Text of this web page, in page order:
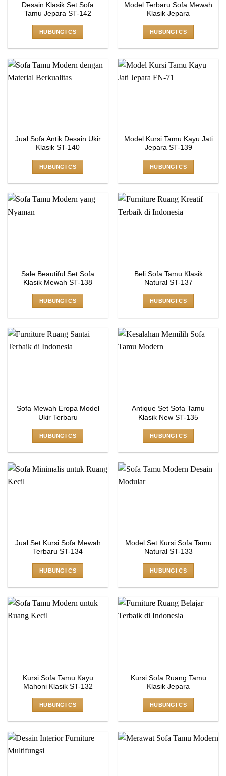
Desain Klasik Set Sofa
Tamu Jepara ST-142
HUBUNGI CS
Model Terbaru Sofa Mewah
Klasik Jepara
HUBUNGI CS
Jual Sofa Antik Desain Ukir
Klasik ST-140
HUBUNGI CS
Model Kursi Tamu Kayu Jati
Jepara ST-139
HUBUNGI CS
Sale Beautiful Set Sofa
Klasik Mewah ST-138
HUBUNGI CS
Beli Sofa Tamu Klasik
Natural ST-137
HUBUNGI CS
Sofa Mewah Eropa Model
Ukir Terbaru
HUBUNGI CS
Antique Set Sofa Tamu
Klasik New ST-135
HUBUNGI CS
Jual Set Kursi Sofa Mewah
Terbaru ST-134
HUBUNGI CS
Model Set Kursi Sofa Tamu
Natural ST-133
HUBUNGI CS
Kursi Sofa Tamu Kayu
Mahoni Klasik ST-132
HUBUNGI CS
Kursi Sofa Ruang Tamu
Klasik Jepara
HUBUNGI CS